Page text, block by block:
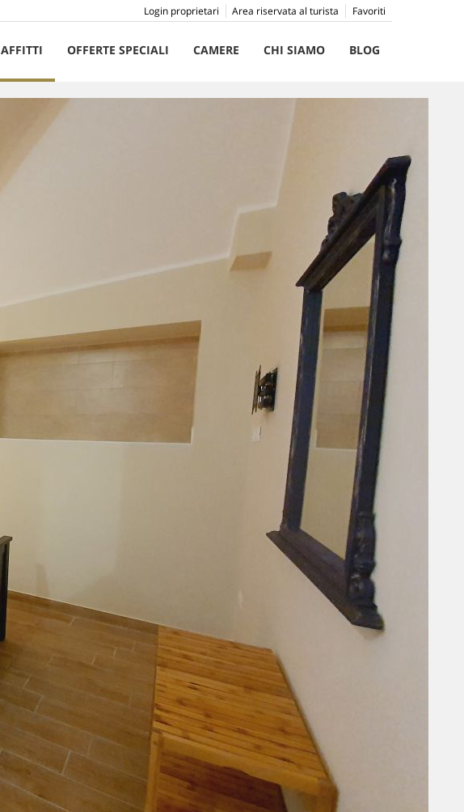
Favoriti
Area riservata al turista
Login proprietari
AFFITTI OFFERTE SPECIALI CAMERE CHI SIAMO BLOG